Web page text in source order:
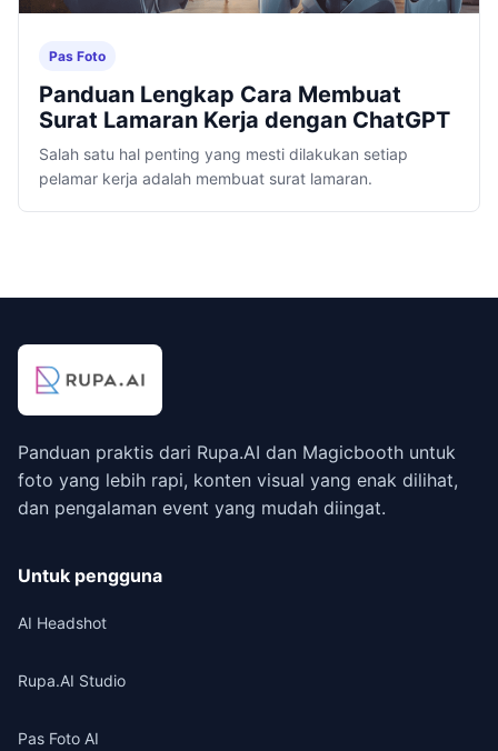
Pas Foto
Panduan Lengkap Cara Membuat
Surat Lamaran Kerja dengan ChatGPT
Salah satu hal penting yang mesti dilakukan setiap
pelamar kerja adalah membuat surat lamaran.
Panduan praktis dari Rupa.AI dan Magicbooth untuk
foto yang lebih rapi, konten visual yang enak dilihat,
dan pengalaman event yang mudah diingat.
Untuk pengguna
AI Headshot
Rupa.AI Studio
Pas Foto AI